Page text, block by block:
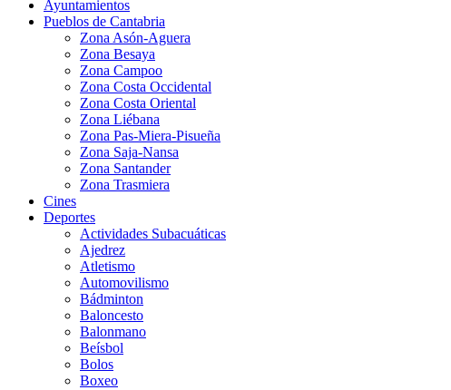
Ayuntamientos
Pueblos de Cantabria
Zona Asón-Aguera
Zona Besaya
Zona Campoo
Zona Costa Occidental
Zona Costa Oriental
Zona Liébana
Zona Pas-Miera-Pisueña
Zona Saja-Nansa
Zona Santander
Zona Trasmiera
Cines
Deportes
Actividades Subacuáticas
Ajedrez
Atletismo
Automovilismo
Bádminton
Baloncesto
Balonmano
Beísbol
Bolos
Boxeo